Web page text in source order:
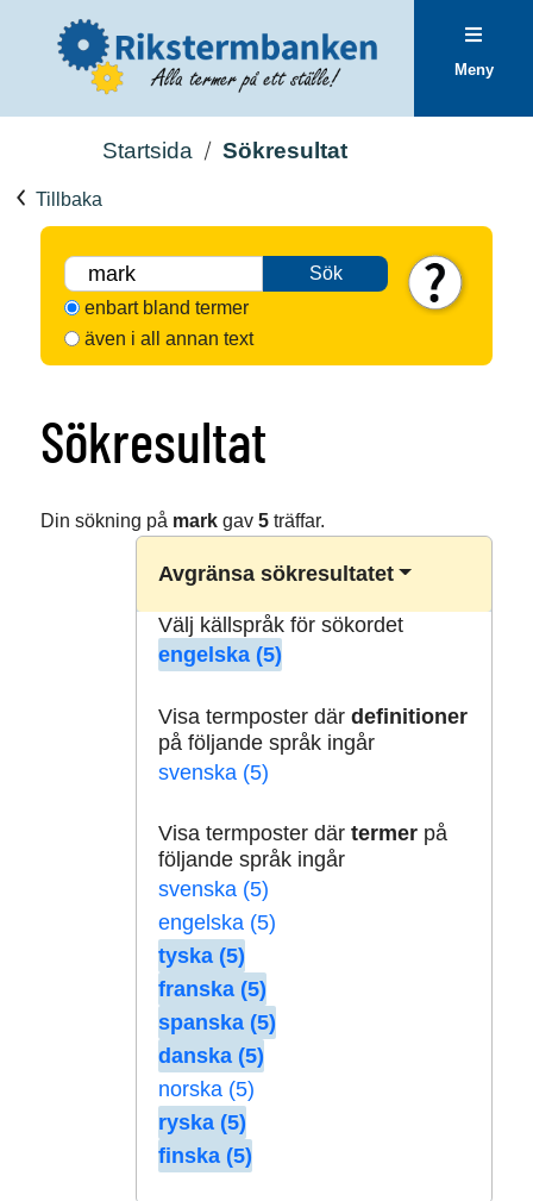
Meny
Startsida Sökresultat
Tillbaka
Sök
enbart bland termer
även i all annan text
Sökresultat
Din sökning på markgav 5träffar.
Avgränsa sökresultatet
Välj källspråk för sökordet
engelska (5)
Visa termposter där definitioner
på följande språk ingår
svenska (5)
Visa termposter där termerpå
följande språk ingår
svenska (5)
engelska (5)
tyska (5)
franska (5)
spanska (5)
danska (5)
norska (5)
ryska (5)
finska (5)